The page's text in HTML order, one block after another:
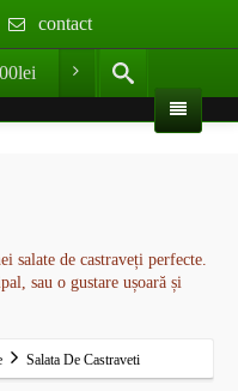
contact
lei
salate de castraveți perfecte.
sau o gustare ușoară și
Salata De Castraveti